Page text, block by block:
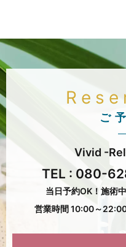
ご
Vivid -
TEL : 080-
当日予約OK！施術
営業時間 10:00～